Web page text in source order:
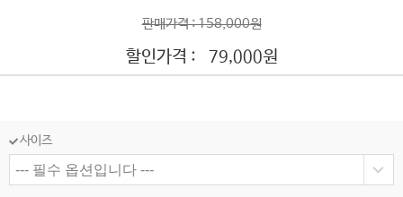
판매가격 : 158,000원
할인가격 : 79,000원
사이즈